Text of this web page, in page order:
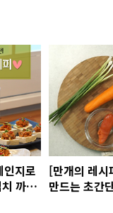
지로
까나
[만개의 레시
만드는 초간